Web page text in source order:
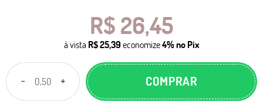
R$ 26,45
à vista R$ 25,39 economize4%no Pix
COMPRAR